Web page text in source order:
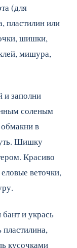
(для
пластилин или
шишки,
мишура,
и заполни
соленым
в
Шишку
Красиво
веточки,
и укрась
кусочками